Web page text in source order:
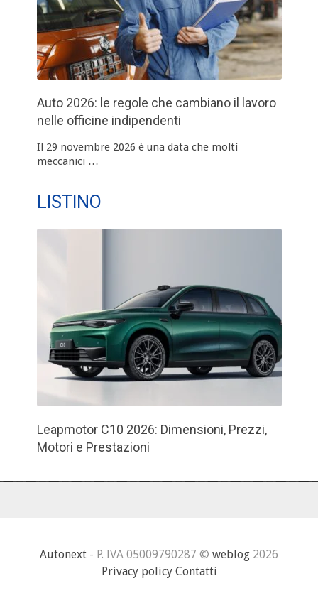
Auto 2026: le regole che cambiano il lavoro
nelle officine indipendenti
Il 29 novembre 2026 è una data che molti
meccanici …
LISTINO
Leapmotor C10 2026: Dimensioni, Prezzi,
Motori e Prestazioni
Autonext - P. IVA 05009790287 © weblog 2026
Privacy policy Contatti